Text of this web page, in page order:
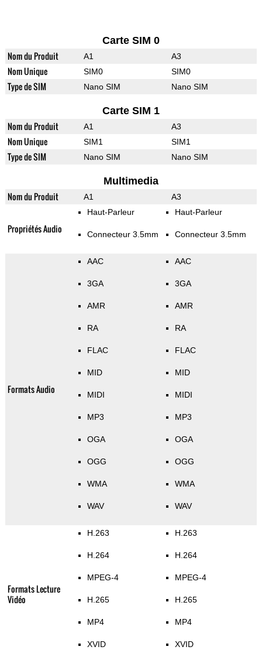
Carte SIM 0
Nom du Produit A1 A3
Nom Unique SIM0 SIM0
Type de SIM Nano SIM Nano SIM
Carte SIM 1
Nom du Produit A1 A3
Nom Unique SIM1 SIM1
Type de SIM Nano SIM Nano SIM
Multimedia
Nom du Produit A1 A3
Propriétés Audio
Haut-Parleur
Connecteur 3.5mm
Haut-Parleur
Connecteur 3.5mm
Formats Audio
AAC
3GA
AMR
RA
FLAC
MID
MIDI
MP3
OGA
OGG
WMA
WAV
AAC
3GA
AMR
RA
FLAC
MID
MIDI
MP3
OGA
OGG
WMA
WAV
Formats Lecture
Vidéo
H.263
H.264
MPEG-4
H.265
MP4
XVID
H.263
H.264
MPEG-4
H.265
MP4
XVID